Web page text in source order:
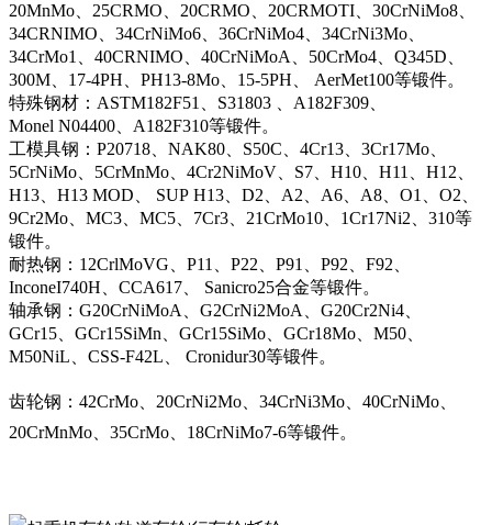
20MnMo、25CRMO、20CRMO、20CRMOTI、30CrNiMo8、
34CRNIMO、34CrNiMo6、36CrNiMo4、34CrNi3Mo、
34CrMo1、40CRNIMO、40CrNiMoA、50CrMo4、Q345D、
300M、17-4PH、PH13-8Mo、15-5PH、 AerMet100等锻件。
特殊钢材：ASTM182F51、S31803 、A182F309、
Monel N04400、A182F310等锻件。
工模具钢：P20718、NAK80、S50C、4Cr13、3Cr17Mo、
5CrNiMo、5CrMnMo、4Cr2NiMoV、S7、H10、H11、H12、
H13、H13 MOD、 SUP H13、D2、A2、A6、A8、O1、O2、
9Cr2Mo、MC3、MC5、7Cr3、21CrMo10、1Cr17Ni2、310等
锻件。
耐热钢：12CrlMoVG、P11、P22、P91、P92、F92、
InconeI740H、CCA617、 Sanicro25合金等锻件。
轴承钢：G20CrNiMoA、G2CrNi2MoA、G20Cr2Ni4、
GCr15、GCr15SiMn、GCr15SiMo、GCr18Mo、M50、
M50NiL、CSS-F42L、 Cronidur30等锻件。
齿轮钢：42CrMo、20CrNi2Mo、34CrNi3Mo、40CrNiMo、
20CrMnMo、35CrMo、18CrNiMo7-6等锻件。